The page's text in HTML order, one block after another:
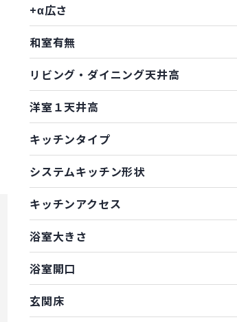
+α広さ
和室有無
リビング・ダイニング天井高
洋室１天井高
キッチンタイプ
システムキッチン形状
キッチンアクセス
浴室大きさ
浴室開口
玄関床